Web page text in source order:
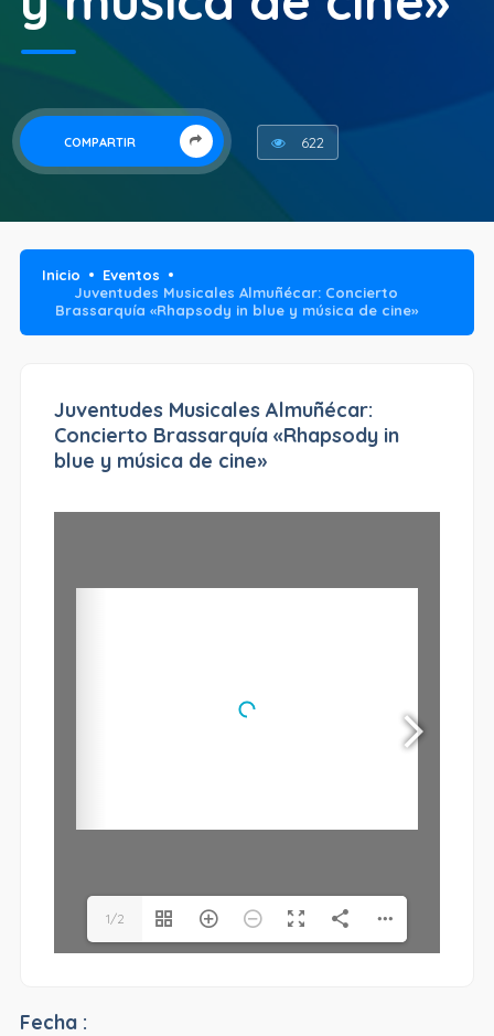
COMPARTIR 622
Inicio
Eventos
Juventudes Musicales Almuñécar: Concierto
Brassarquía «Rhapsody in blue y música de cine»
Juventudes Musicales Almuñécar:
Concierto Brassarquía «Rhapsody in
blue y música de cine»
1/2
Fecha :